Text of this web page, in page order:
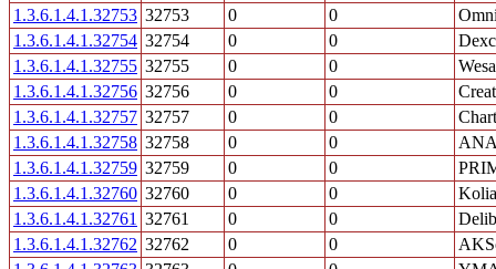
1.3.6.1.4.1.32753 32753 0 0
1.3.6.1.4.1.32754 32754 0 0
1.3.6.1.4.1.32755 32755 0 0
1.3.6.1.4.1.32756 32756 0 0
1.3.6.1.4.1.32757 32757 0 0
1.3.6.1.4.1.32758 32758 0 0
1.3.6.1.4.1.32759 32759 0 0
1.3.6.1.4.1.32760 32760 0 0
1.3.6.1.4.1.32761 32761 0 0
1.3.6.1.4.1.32762 32762 0 0